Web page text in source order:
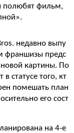
полюбят фильм,
недавно выпу
франшизы предс
картины. По
статусе того, кт
помешать план
его сост
на 4-е